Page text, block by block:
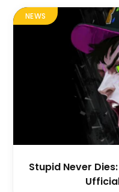
NEWS
Stupid Never